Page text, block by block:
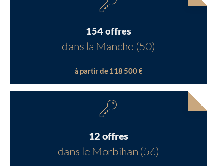
154 offres
dans la Manche (50)
à partir de 118 500 €
12 offres
dans le Morbihan (56)